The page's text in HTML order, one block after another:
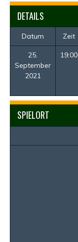
DETAILS
Datum Zeit
25.
September
2021
19:00
SPIELORT